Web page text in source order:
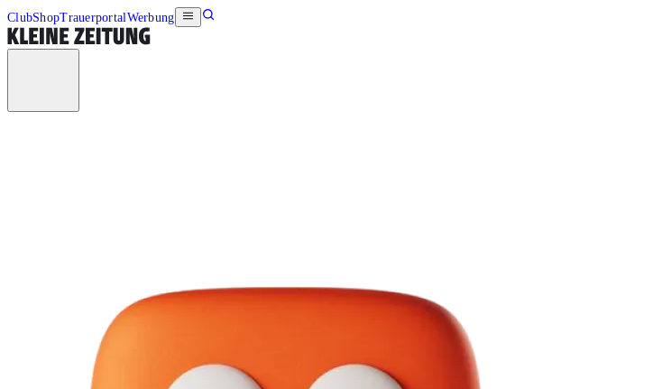
ClubShopTrauerportalWerbung